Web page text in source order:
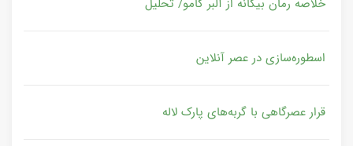
اسطوره‌سازی در عصر آنلاین
قرار عصرگاهی با گربه‌های پارک لاله